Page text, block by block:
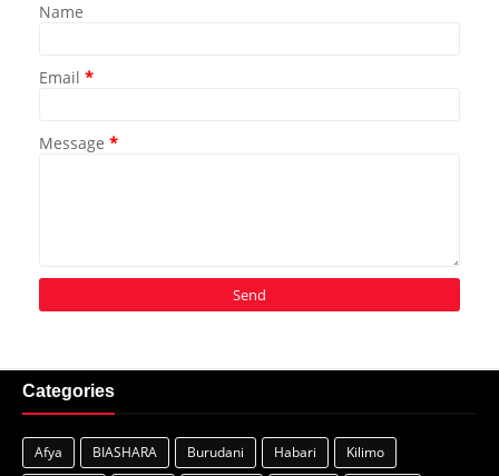
Name
Email *
Message *
Categories
Afya BIASHARA Burudani Habari
Kilimo